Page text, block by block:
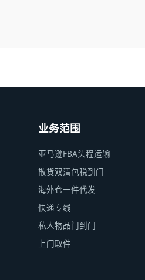
业务范围
亚马逊FBA头程运输
散货双清包税到门
海外仓一件代发
快递专线
私人物品门到门
上门取件